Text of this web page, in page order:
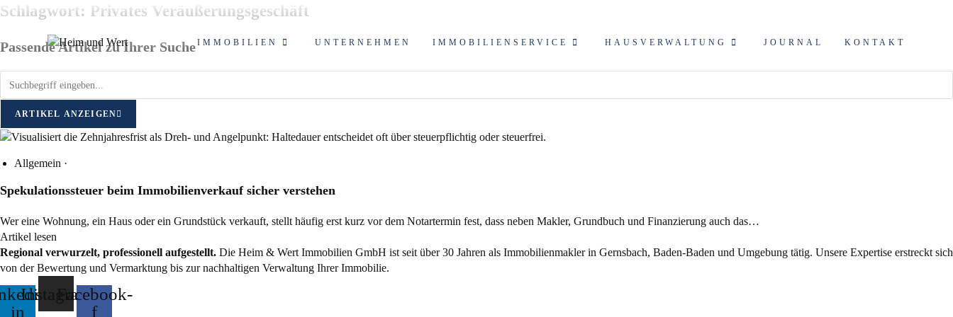
Zum
Inhalt
IMMOBILIEN UNTERNEHMEN IMMOBILIENSERVICE HAUSVERWALTUNG JOURNAL KONTAKT
Schlagwort: Privates Veräußerungsgeschäft
Passende Artikel zu Ihrer Suche
ARTIKEL ANZEIGEN
Allgemein ·
Spekulationssteuer beim Immobilienverkauf sicher verstehen
Wer eine Wohnung, ein Haus oder ein Grundstück verkauft, stellt häufig erst kurz vor dem Notartermin fest, dass neben Makler, Grundbuch und Finanzierung auch das…
Artikel lesen
Regional verwurzelt, professionell aufgestellt. Die Heim & Wert Immobilien GmbH ist seit über 30 Jahren als Immobilienmaklerin Gernsbach, Baden-Baden und Umgebung tätig. Unsere Expertise erstreckt sich
von der Bewertung und Vermarktung bis zur nachhaltigen Verwaltung Ihrer Immobilie.
in
InstagramFacebook-
f